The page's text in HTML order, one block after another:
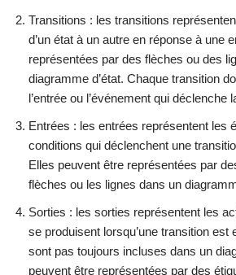
Transitions : les transitions
d’un état à un autre en réponse à une
représentées par des flèches ou des
diagramme d’état. Chaque transition
l’entrée ou l’événement qui déclenche
Entrées : les entrées représentent les
conditions qui déclenchent une
Elles peuvent être représentées par
flèches ou les lignes dans un
Sorties : les sorties représentent les
se produisent lorsqu’une transition est
sont pas toujours incluses dans un
peuvent être représentées par des